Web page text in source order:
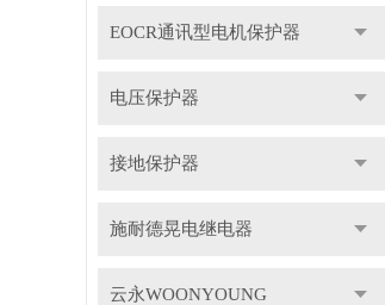
EOCR通讯型电机保护器
电压保护器
接地保护器
施耐德晃电继电器
云永WOONYOUNG